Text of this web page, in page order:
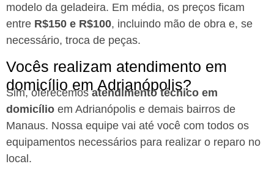
modelo da geladeira. Em média, os preços ficam
entre R$150 e R$100, incluindo mão de obra e, se
necessário, troca de peças.
Vocês realizam atendimento em
domicílio em Adrianópolis?
Sim, oferecemosatendimento técnico em
domicílio em Adrianópolis e demais bairros de
Manaus. Nossa equipe vai até você com todos os
equipamentos necessários para realizar o reparo no
local.